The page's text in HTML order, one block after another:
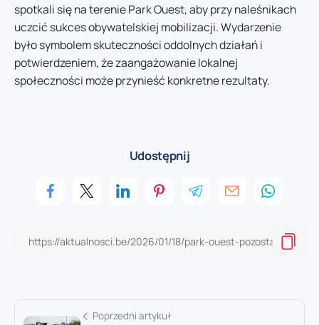
spotkali się na terenie Park Ouest, aby przy naleśnikach
uczcić sukces obywatelskiej mobilizacji. Wydarzenie
było symbolem skuteczności oddolnych działań i
potwierdzeniem, że zaangażowanie lokalnej
społeczności może przynieść konkretne rezultaty.
Udostępnij
Poprzedni artykuł